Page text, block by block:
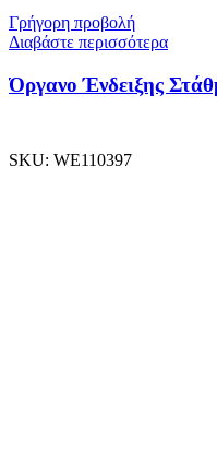
Γρήγορη προβολή
Διαβάστε περισσότερα
Όργανο Ένδειξης
SKU: WE110397